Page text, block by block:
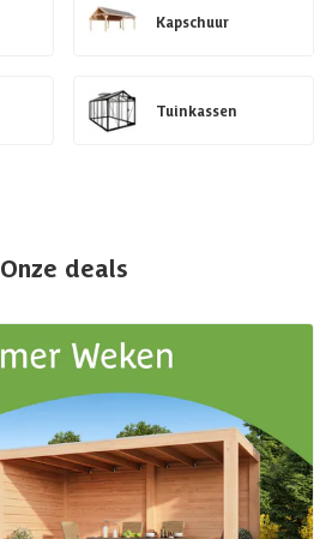
Kapschuur
Tuinkassen
Onze deals